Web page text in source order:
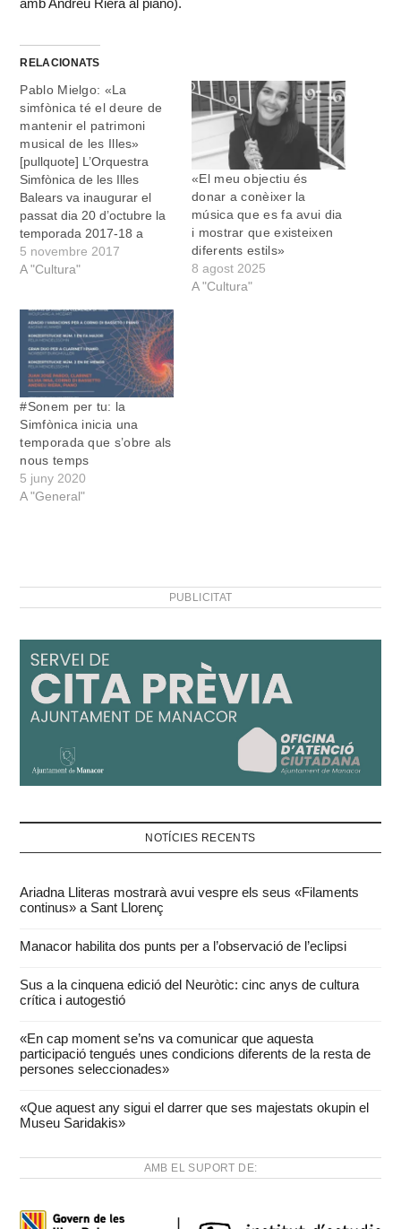
amb Andreu Riera al piano).
RELACIONATS
Pablo Mielgo: «La
simfònica té el deure de
mantenir el patrimoni
musical de les Illes»
[pullquote] L’Orquestra
Simfònica de les Illes
Balears va inaugurar el
passat dia 20 d’octubre la
temporada 2017-18 a
l’Auditori de Manacor i ha
convidat Antoni Parera
anys. Pablo Mielgo
(Madrid, 1976) és el
primer director de l’ OSIB
compromès amb una
temporada…
5 novembre 2017
A "Cultura"
«El meu objectiu és
donar a conèixer la
música que es fa avui dia
i mostrar que existeixen
diferents estils»
8 agost 2025
A "Cultura"
#Sonem per tu: la
Simfònica inicia una
temporada que s’obre als
nous temps
5 juny 2020
A "General"
PUBLICITAT
NOTÍCIES RECENTS
Ariadna Lliteras mostrarà avui vespre els seus «Filaments
continus» a Sant Llorenç
Manacor habilita dos punts per a l’observació de l’eclipsi
Sus a la cinquena edició del Neuròtic: cinc anys de cultura
crítica i autogestió
«En cap moment se’ns va comunicar que aquesta
participació tengués unes condicions diferents de la resta de
persones seleccionades»
«Que aquest any sigui el darrer que ses majestats okupin el
Museu Saridakis»
AMB EL SUPORT DE: